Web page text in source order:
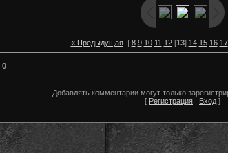
« Предыдущая| 8 9 10 11 12[13] 14 15 16 17
0
Добавлять комментарии могут только
[ Регистрация Вход ]